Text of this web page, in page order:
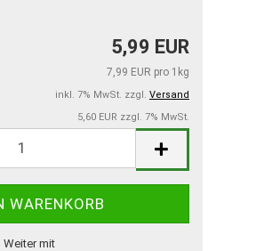
5,99 EUR
7,99 EUR pro 1kg
inkl. 7% MwSt. zzgl. Versand
5,60 EUR zzgl. 7% MwSt.
Weiter mit